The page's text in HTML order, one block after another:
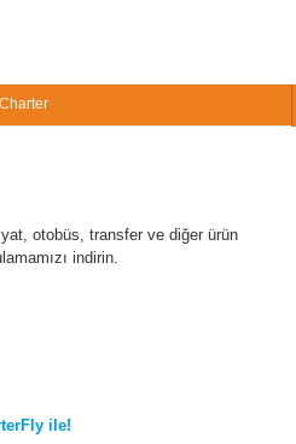
Charter
otobüs, transfer ve diğer ürün
indirin.
ile!